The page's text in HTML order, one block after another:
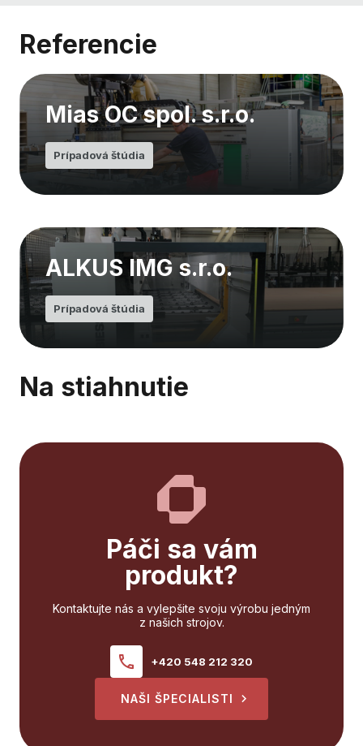
Referencie
Mias OC spol. s.r.o.
Prípadová štúdia
ALKUS IMG s.r.o.
Prípadová štúdia
Na stiahnutie
Páči sa vám
produkt?
Kontaktujte nás a vylepšite svoju výrobu jedným
z našich strojov.
+420 548 212 320
NAŠI ŠPECIALISTI